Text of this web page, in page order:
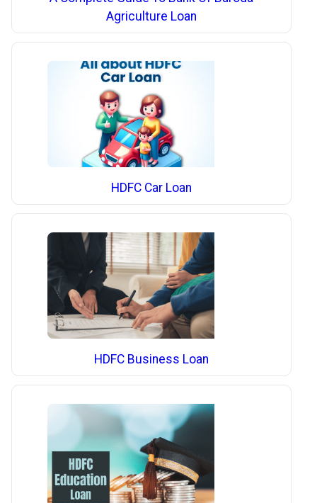
Agriculture Loan
HDFC Car Loan
HDFC Business Loan